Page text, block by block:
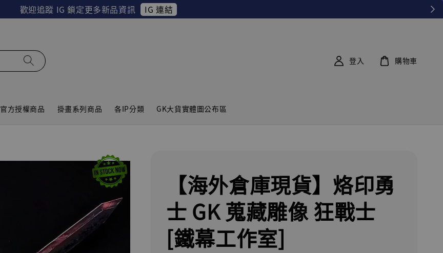
歡迎追蹤 IG 鎖定更多新品資訊 IG 連結
官方授權商品 掛畫系列商品 各IP分類 GK大貨實體圖公布區
登入 購物車
【海外倉庫現貨】烙印勇
士 GK 蒐藏雕像 狂戰士
[鐵幕工作室]